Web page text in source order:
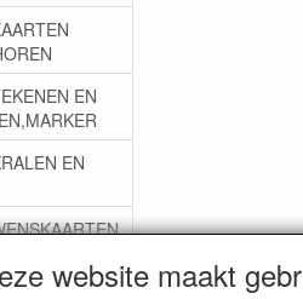
website maakt
EN
EN